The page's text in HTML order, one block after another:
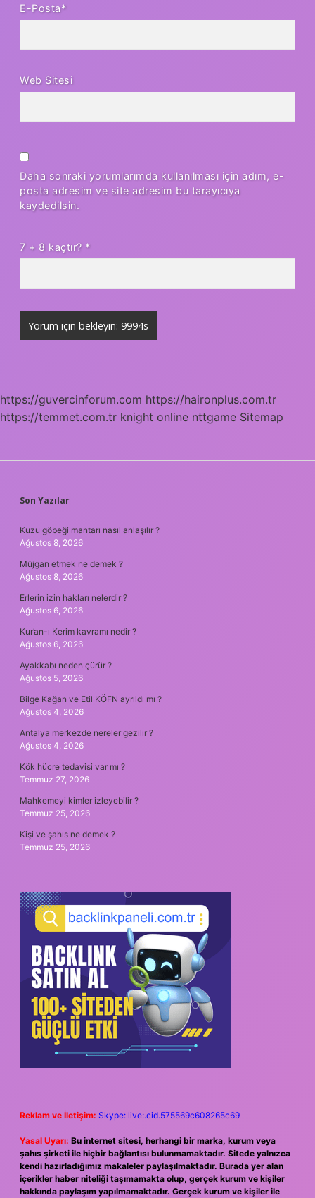
E-Posta*
Web Sitesi
Daha sonraki yorumlarımda kullanılması için adım, e-
posta adresim ve site adresim bu tarayıcıya
kaydedilsin.
7 + 8 kaçtır? *
https://guvercinforum.com https://haironplus.com.tr
https://temmet.com.tr knight online nttgame Sitemap
SIDEBAR
Son Yazılar
Kuzu göbeği mantarı nasıl anlaşılır ?
Ağustos 8, 2026
Müjgan etmek ne demek ?
Ağustos 8, 2026
Erlerin izin hakları nelerdir ?
Ağustos 6, 2026
Kur’an-ı Kerim kavramı nedir ?
Ağustos 6, 2026
Ayakkabı neden çürür ?
Ağustos 5, 2026
Bilge Kağan ve Etil KÖFN ayrıldı mı ?
Ağustos 4, 2026
Antalya merkezde nereler gezilir ?
Ağustos 4, 2026
Kök hücre tedavisi var mı ?
Temmuz 27, 2026
Mahkemeyi kimler izleyebilir ?
Temmuz 25, 2026
Kişi ve şahıs ne demek ?
Temmuz 25, 2026
Reklam ve İletişim: Skype: live:.cid.575569c608265c69
Yasal Uyarı: Bu internet sitesi, herhangi bir marka, kurum veya
şahıs şirketi ile hiçbir bağlantısı bulunmamaktadır. Sitede yalnızca
kendi hazırladığımız makaleler paylaşılmaktadır. Burada yer alan
içerikler haber niteliği taşımamakta olup, gerçek kurum ve kişiler
hakkında paylaşım yapılmamaktadır. Gerçek kurum ve kişiler ile